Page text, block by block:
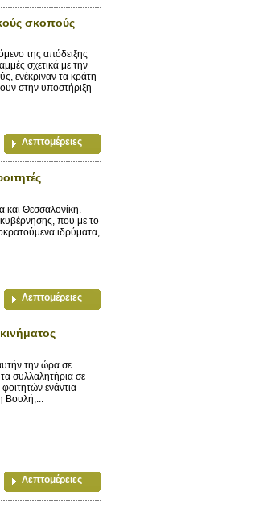
σκοπούς
της απόδειξης
σχετικά με την
ενέκριναν τα κράτη-
στην υποστήριξη
Λεπτομέρειες
και Θεσσαλονίκη.
που με το
ιδρύματα,
Λεπτομέρειες
την ώρα σε
συλλαλητήρια σε
ενάντια
Βουλή,...
Λεπτομέρειες